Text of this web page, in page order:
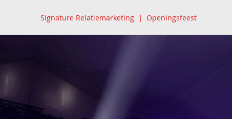
Signature Relatiemarketing | Openingsfeest